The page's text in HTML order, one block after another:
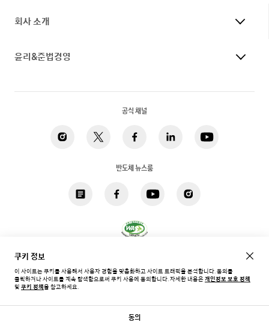
회사 소개
윤리&준법경영
공식 채널
반도체 뉴스룸
한국 / 한국어
Samsung. All rights reserved.
쿠키 정보
이 사이트는 쿠키를 사용해서 사용자 경험을 맞춤화하고 사이트 트래픽을 분석합니다. 동의를
클릭하거나 사이트를 계속 탐색함으로써 쿠키 사용에 동의합니다.자세한 내용은개인정보 보호 정책
및 쿠키 정책을 참고하세요.
동의